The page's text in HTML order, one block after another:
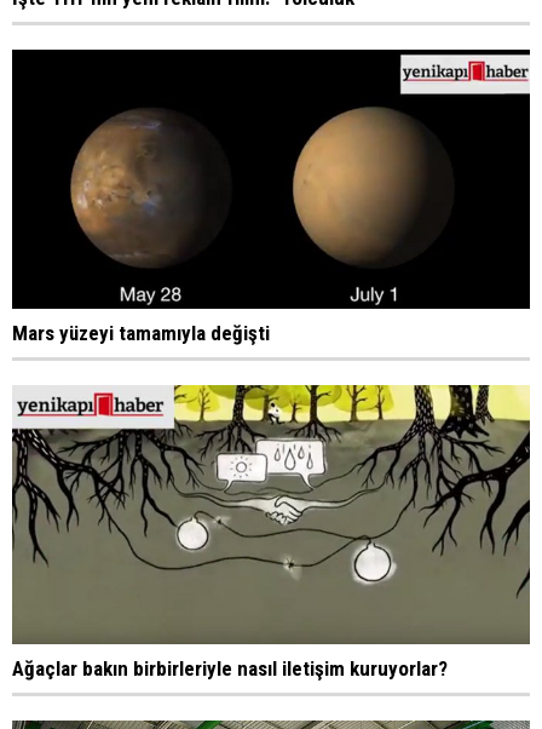
Mars yüzeyi tamamıyla değişti
Ağaçlar bakın birbirleriyle nasıl iletişim kuruyorlar?